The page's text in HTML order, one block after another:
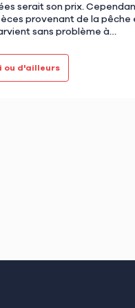
serait son prix.
provenant de la pêche
sans problème à
ou d'ailleurs